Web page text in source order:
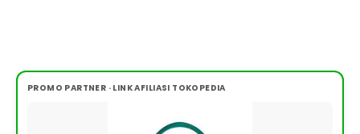
PROMO PARTNER · LINK AFILIASI TOKOPEDIA